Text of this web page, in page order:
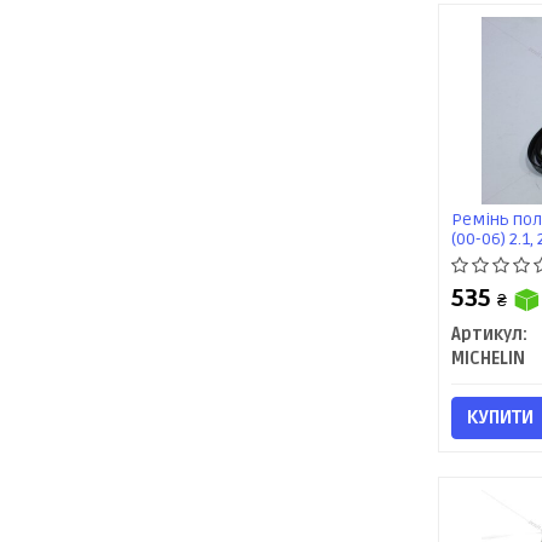
Ремінь
(00-06)
4.2, 4.4i
535 ₴
Артикул:
MICHELIN
КУПИТИ